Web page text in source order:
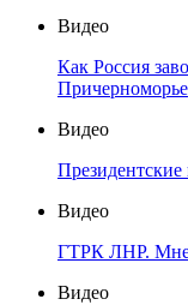
Видео
Как Россия
Причерноморье
Видео
Видео
ГТРК ЛНР.
Видео